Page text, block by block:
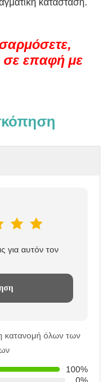
κατάσταση.
επαφή με
για αυτόν τον
κατανομή όλων των
100%